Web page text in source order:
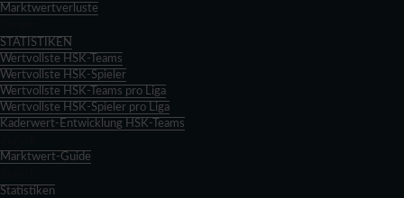
Marktwertverluste
STATISTIKEN
Wertvollste HSK-Teams
Wertvollste HSK-Spieler
Wertvollste HSK-Teams pro Liga
Wertvollste HSK-Spieler pro Liga
Kaderwert-Entwicklung HSK-Teams
Marktwert-Guide
Statistiken